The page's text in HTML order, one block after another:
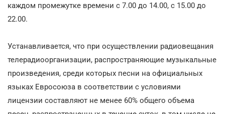
каждом промежутке времени с 7.00 до 14.00, с 15.00 до
22.00.
Устанавливается, что при осуществлении радиовещания
телерадиоорганизации, распространяющие музыкальные
произведения, среди которых песни на официальных
языках Евросоюза в соответствии с условиями
лицензии составляют не менее 60% общего объема